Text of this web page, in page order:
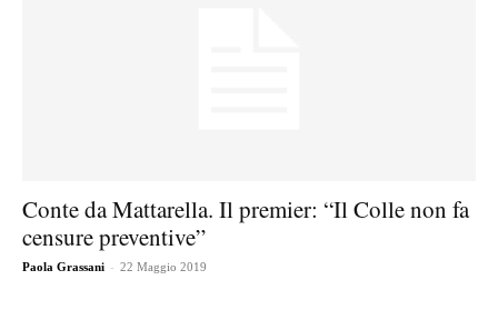
Conte da Mattarella. Il premier: “Il Colle non fa
censure preventive”
Paola Grassani - 22 Maggio 2019